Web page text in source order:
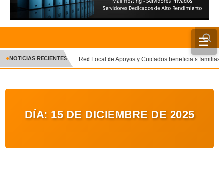
☰
INICIO
CRÓNICA
ENTRETENIMIENTO Y CULTURA
NOTICIAS RECIENTES Red Local de Apoyos y Cuidados beneficia a
DÍA: 15 DE DICIEMBRE DE 2025